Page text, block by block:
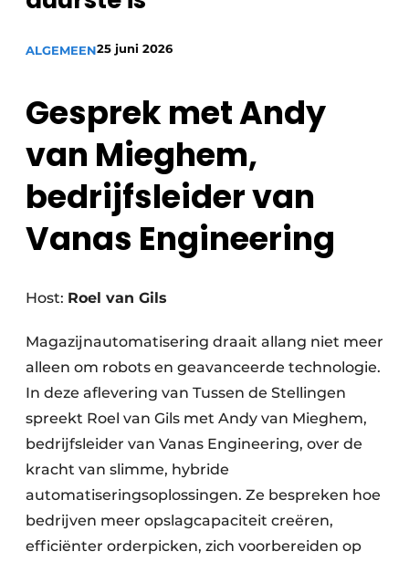
ALGEMEEN25 juni 2026
Gesprek metAndy
van Mieghem,
bedrijfsleider van
Vanas Engineering
Host: Roel van Gils
Magazijnautomatisering draait allang niet meer
alleen om robots en geavanceerde technologie.
In deze aflevering van Tussen de Stellingen
spreekt Roel van Gils met Andy van Mieghem,
bedrijfsleider van Vanas Engineering, over de
kracht van slimme, hybride
automatiseringsoplossingen. Ze bespreken hoe
bedrijven meer opslagcapaciteit creëren,
efficiënter orderpicken, zich voorbereiden op